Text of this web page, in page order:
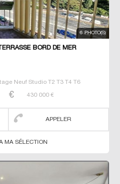
6 PHOTO(S)
BORD DE MER
Neuf Studio T2 T3 T4 T6
430 000 €
APPELER
MA SÉLECTION